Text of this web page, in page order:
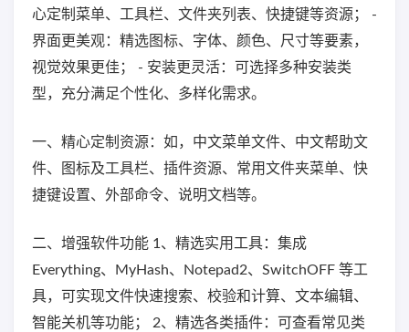
心定制菜单、工具栏、文件夹列表、快捷键等资源； -
界面更美观：精选图标、字体、颜色、尺寸等要素，
视觉效果更佳； - 安装更灵活：可选择多种安装类
型，充分满足个性化、多样化需求。
一、精心定制资源：如，中文菜单文件、中文帮助文
件、图标及工具栏、插件资源、常用文件夹菜单、快
捷键设置、外部命令、说明文档等。
二、增强软件功能 1、精选实用工具：集成
Everything、MyHash、Notepad2、SwitchOFF 等工
具，可实现文件快速搜索、校验和计算、文本编辑、
智能关机等功能； 2、精选各类插件：可查看常见类